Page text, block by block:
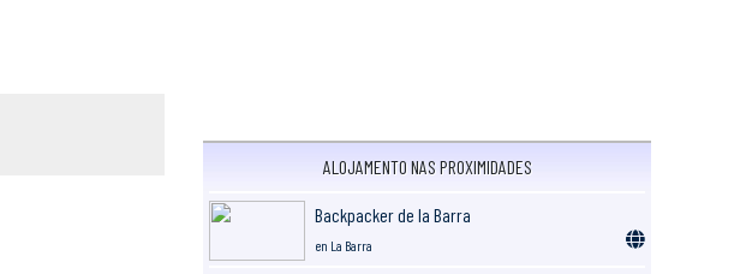
ALOJAMENTO NAS PROXIMIDADES
Backpacker de la Barra
en La Barra